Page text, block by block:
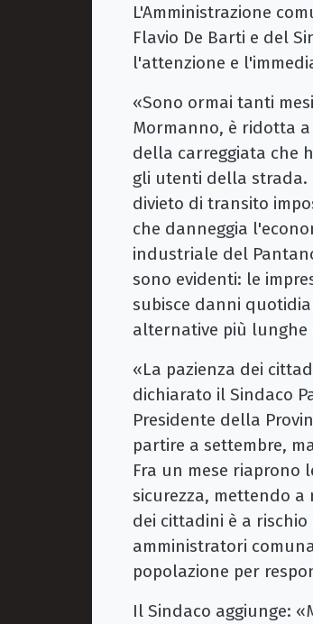
L'Amministrazione
Flavio De Barti e del
l'attenzione e
«Sono ormai tanti
Mormanno, è ridotta
della carreggiata che
gli utenti della
divieto di transito
che danneggia
industriale del
sono evidenti: le
subisce danni
alternative più lunghe
«La pazienza dei
dichiarato il Sindaco
Presidente della
partire a settembre,
Fra un mese riaprono
sicurezza, mettendo
dei cittadini è a
amministratori
popolazione per
Il Sindaco aggiunge: